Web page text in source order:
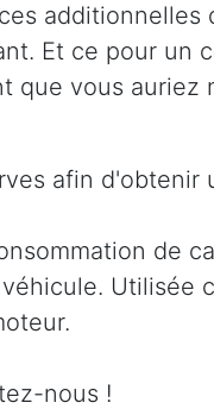
additionnelles
Et ce pour un
que vous auriez
afin
de
Utilisée
nous !